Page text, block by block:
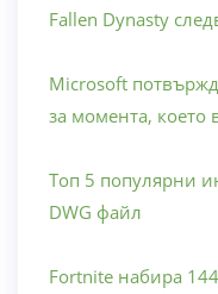
Fallen Dynasty
Microsoft
за момента, което
Топ 5 популярни
DWG файл
Fortnite набира